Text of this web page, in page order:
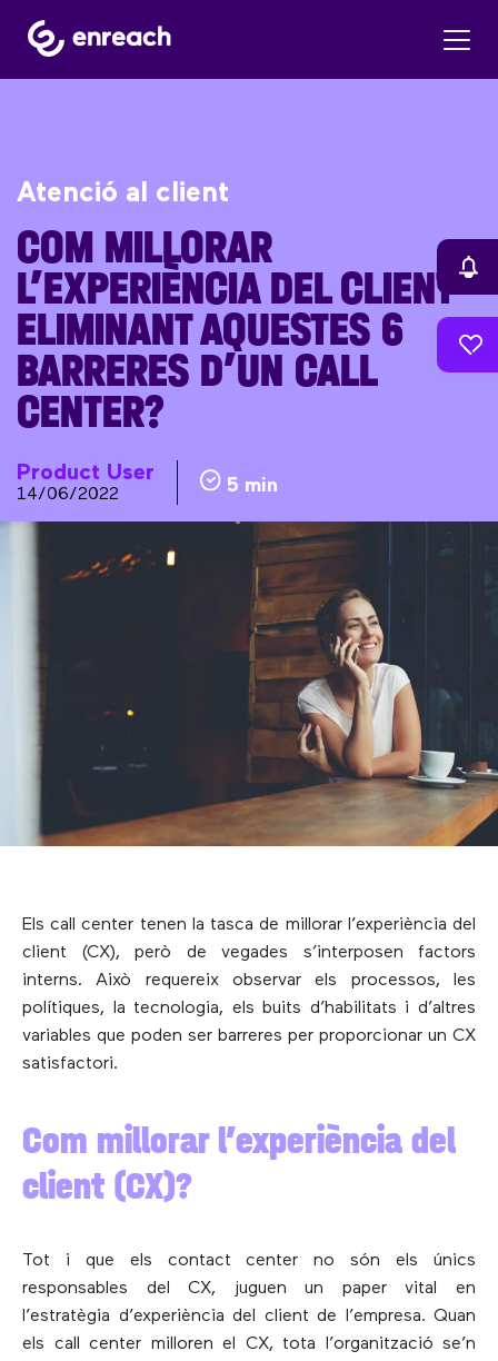
Atenció al client
COM MILLORAR
L’EXPERIÈNCIA DEL CLIENT
ELIMINANT AQUESTES 6
BARRERES D’UN CALL
CENTER?
Product User
14/06/2022 5 min
Els call center tenen la tasca de millorar l’experiència del
client (CX), però de vegades s’interposen factors
interns. Això requereix observar els processos, les
polítiques, la tecnologia, els buits d’habilitats i d’altres
variables que poden ser barreres per proporcionar un CX
satisfactori.
Com millorar l’experiència del
client (CX)?
Tot i que els contact center no són els únics
responsables del CX, juguen un paper vital en
l’estratègia d’experiència del client de l’empresa. Quan
els call center milloren el CX, tota l’organització se’n